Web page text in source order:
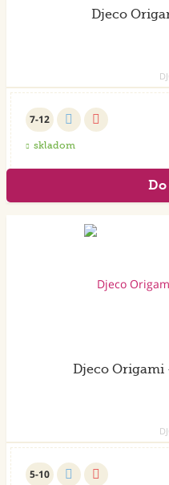
Djeco
7-12
skladom
Djeco Origami
5-10